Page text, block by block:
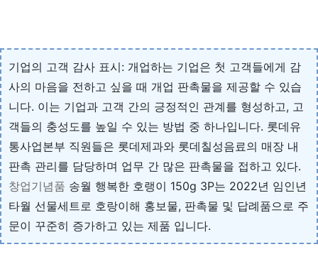
기업의 고객 감사 표시: 개업하는 기업은 첫 고객들에게 감
사의 마음을 전하고 싶을 때 개업 판촉물을 제공할 수 있습
니다. 이는 기업과 고객 간의 긍정적인 관계를 형성하고, 고
객들의 충성도를 높일 수 있는 방법 중 하나입니다. 롯데유
통사업본부 직원들은 롯데제과와 롯데칠성음료의 매장 내
판촉 관리를 담당하며 업무 간 많은 판촉물을 접하고 있다.
창업기념품 송월 행복한 호랭이 150g 3P는 2022년 임인년
타월 선물세트로 호랑이해 홍보물, 판촉물 및 답례품으로 주
문이 꾸준히 증가하고 있는 제품 입니다.